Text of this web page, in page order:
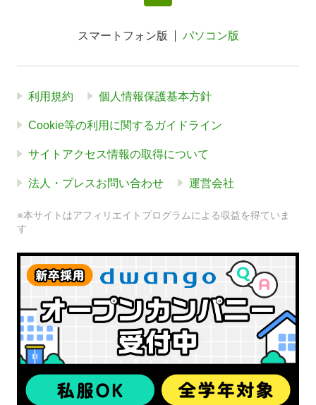
スマートフォン版 パソコン版
利用規約 個人情報保護基本方針
Cookie等の利用に関するガイドライン
サイトアクセス情報の取得について
法人・プレスお問い合わせ 運営会社
※本サイトはアフィリエイトプログラムによる収益を得ていま
す